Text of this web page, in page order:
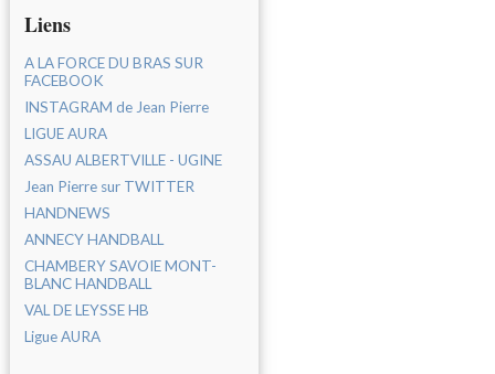
Liens
A LA FORCE DU BRAS SUR
FACEBOOK
INSTAGRAM de Jean Pierre
LIGUE AURA
ASSAU ALBERTVILLE - UGINE
Jean Pierre sur TWITTER
HANDNEWS
ANNECY HANDBALL
CHAMBERY SAVOIE MONT-
BLANC HANDBALL
VAL DE LEYSSE HB
Ligue AURA